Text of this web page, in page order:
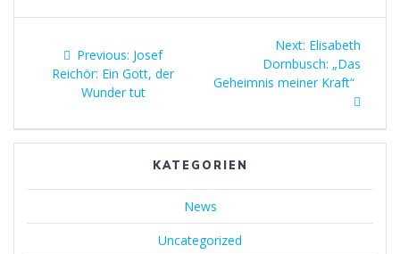
Previous: Previous
post:
Josef
Reichör: Ein Gott, der
Wunder tut
Next: Next
post:
Elisabeth
Dornbusch: „Das
Geheimnis meiner Kraft“
KATEGORIEN
News
Uncategorized